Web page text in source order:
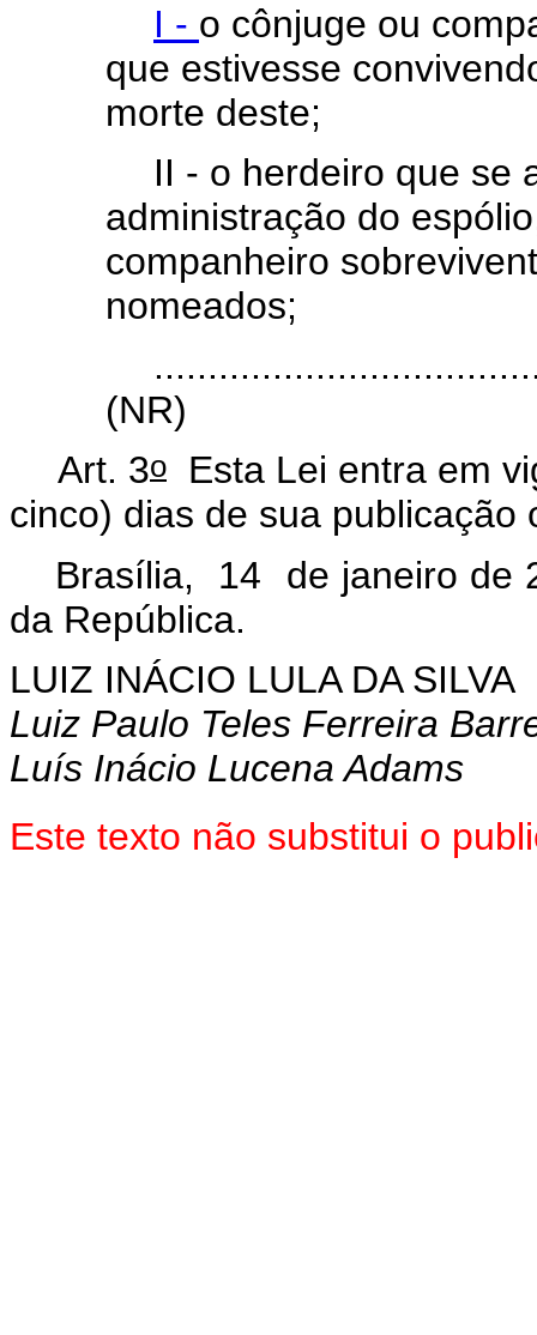
I - o cônjuge ou
que estivesse
morte deste;
II - o herdeiro que se
administração do
companheiro
nomeados;
(NR)
Art. 3o Esta Lei entra em
cinco) dias de sua publicação
Brasília, 14 de janeiro de
da República.
LUIZ INÁCIO LULA DA SILVA
Luiz Paulo Teles Ferreira
Luís Inácio Lucena Adams
Este texto não substitui o